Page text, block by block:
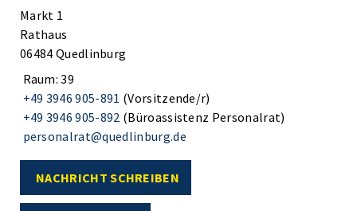
Markt 1
Rathaus
06484 Quedlinburg
Raum: 39
+49 3946 905-891 (Vorsitzende/r)
+49 3946 905-892 (Büroassistenz Personalrat)
personalrat@quedlinburg.de
NACHRICHT SCHREIBEN